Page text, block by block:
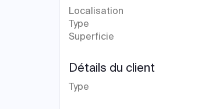
Localisation
Type
Superficie
Détails du client
Type